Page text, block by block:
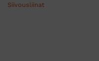
Siivousliinat